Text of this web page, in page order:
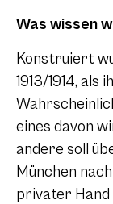
Was wissen
Konstruiert
1913/1914, als
eines davon
andere soll
München
privater Hand